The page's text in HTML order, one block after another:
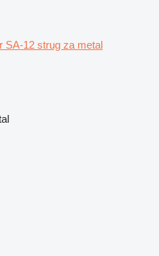
SA-12 strug za metal